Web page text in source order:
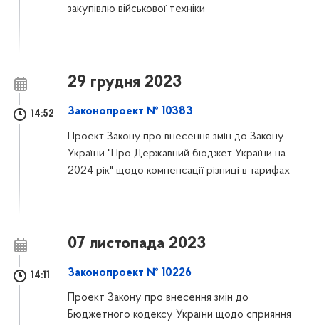
закупівлю військової техніки
29 грудня 2023
14:52 Законопроект № 10383
Проект Закону про внесення змін до Закону
України "Про Державний бюджет України на
2024 рік" щодо компенсації різниці в тарифах
07 листопада 2023
14:11 Законопроект № 10226
Проект Закону про внесення змін до
Бюджетного кодексу України щодо сприяння